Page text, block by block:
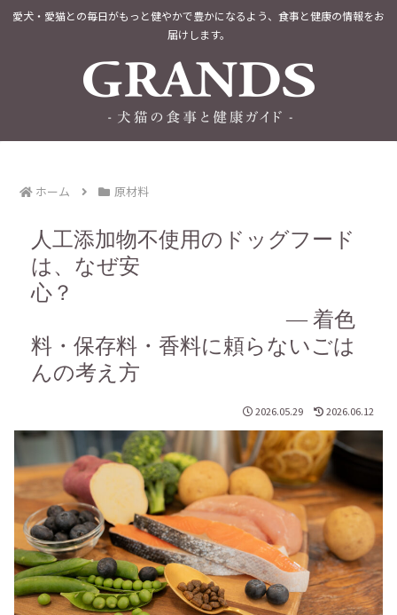
愛犬・愛猫との毎日がもっと健やかで豊かになるよう、食事と健康の情報をお
届けします。
ホーム 原材料
人工添加物不使用のドッグフード
は、なぜ安
心？
― 着色
料・保存料・香料に頼らないごは
んの考え方
2026.05.29 2026.06.12